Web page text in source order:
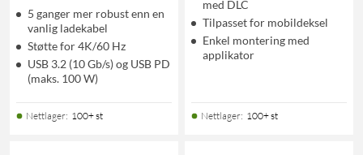
5 ganger mer robust enn en
vanlig ladekabel
Støtte for 4K/60 Hz
USB 3.2 (10 Gb/s) og USB PD
(maks. 100 W)
Nettlager: 100+ st
med DLC
Tilpasset for mobildeksel
Enkel montering med
applikator
Nettlager: 100+ st